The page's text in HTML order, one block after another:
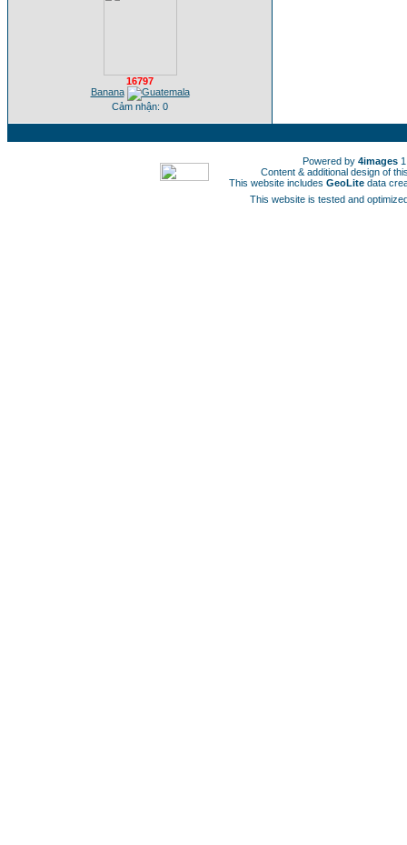
16797
Banana
Cảm nhận: 0
Powered by 4images
Content & additional design of
This website includes GeoLite data
This website is tested and